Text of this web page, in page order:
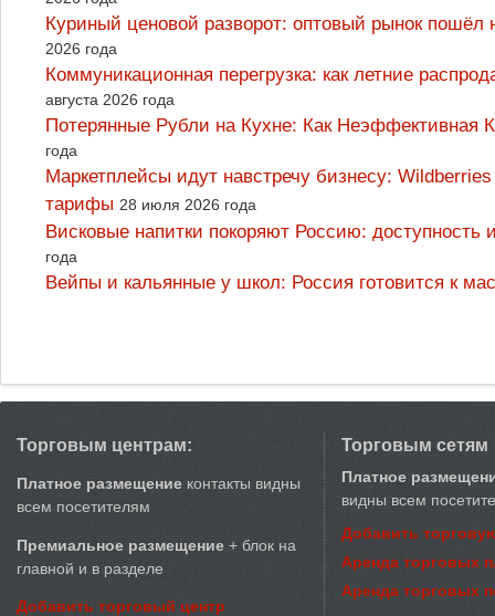
Куриный ценовой разворот: оптовый рынок
2026 года
Коммуникационная перегрузка: как летние
августа 2026 года
Потерянные Рубли на Кухне: Как
года
Маркетплейсы идут навстречу бизнесу:
тарифы 28 июля 2026 года
Висковые напитки покоряют Россию:
года
Вейпы и кальянные у школ: Россия готовится к
Торговым центрам:
Платное размещение контакты видны
всем посетителям
Премиальное размещение + блок на
главной и в разделе
Добавить торговый центр
Торговым сетям
Платное
видны всем
Добавить
Аренда торговых
Аренда торговых